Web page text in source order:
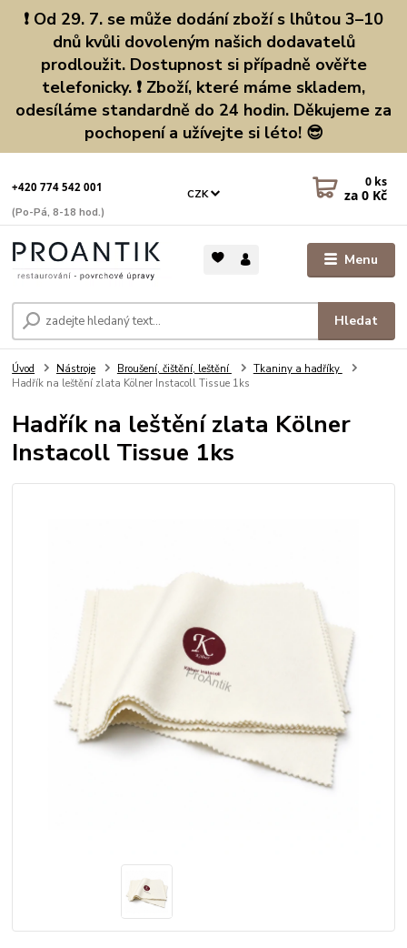
❗ Od 29. 7. se může dodání zboží s lhůtou 3–10
dnů kvůli dovoleným našich dodavatelů
prodloužit. Dostupnost si případně ověřte
telefonicky. ❗ Zboží, které máme skladem,
odesíláme standardně do 24 hodin. Děkujeme za
pochopení a užívejte si léto! 😎
Menu
CZK
Hledat
+420 774 542 001
(Po-Pá, 8-18 hod.)
0 ks
za 0 Kč
Úvod Nástroje Broušení, čištění, leštění
Tkaniny a hadříky
Hadřík na leštění zlata Kölner Instacoll Tissue 1ks
Hadřík na leštění zlata Kölner
Instacoll Tissue 1ks